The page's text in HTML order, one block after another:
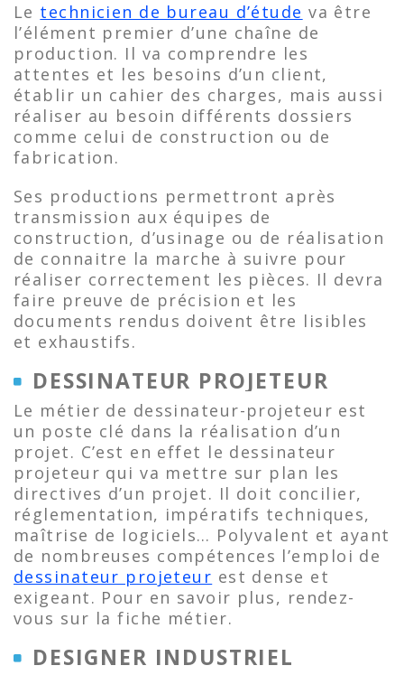
Le technicien de bureau d’étude va être
l’élément premier d’une chaîne de
production. Il va comprendre les
attentes et les besoins d’un client,
établir un cahier des charges, mais aussi
réaliser au besoin différents dossiers
comme celui de construction ou de
fabrication.
Ses productions permettront après
transmission aux équipes de
construction, d’usinage ou de réalisation
de connaitre la marche à suivre pour
réaliser correctement les pièces. Il devra
faire preuve de précision et les
documents rendus doivent être lisibles
et exhaustifs.
DESSINATEUR PROJETEUR
Le métier de dessinateur-projeteur est
un poste clé dans la réalisation d’un
projet. C’est en effet le dessinateur
projeteur qui va mettre sur plan les
directives d’un projet. Il doit concilier,
réglementation, impératifs techniques,
maîtrise de logiciels… Polyvalent et ayant
de nombreuses compétences l’emploi de
dessinateur projeteur est dense et
exigeant. Pour en savoir plus, rendez-
vous sur la fiche métier.
DESIGNER INDUSTRIEL